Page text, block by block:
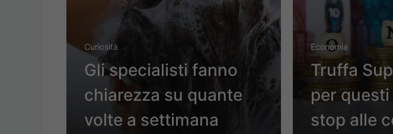
Curiosità
Gli specialisti fanno
chiarezza su quante
volte a settimana
Economia
Truffa
per
stop alle